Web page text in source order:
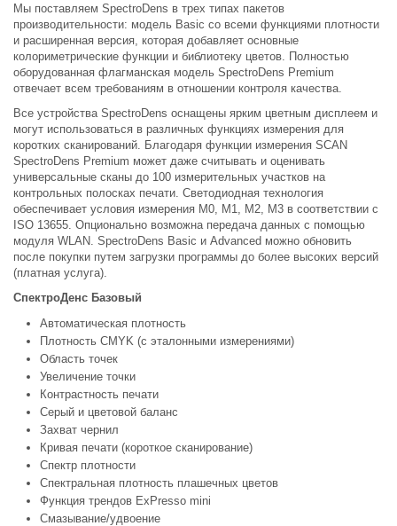
Мы поставляем SpectroDens в трех типах пакетов
производительности: модель Basic со всеми функциями плотности
и расширенная версия, которая добавляет основные
колориметрические функции и библиотеку цветов. Полностью
оборудованная флагманская модель SpectroDens Premium
отвечает всем требованиям в отношении контроля качества.
Все устройства SpectroDens оснащены ярким цветным дисплеем и
могут использоваться в различных функциях измерения для
коротких сканирований. Благодаря функции измерения SCAN
SpectroDens Premium может даже считывать и оценивать
универсальные сканы до 100 измерительных участков на
контрольных полосках печати. Светодиодная технология
обеспечивает условия измерения M0, M1, M2, M3 в соответствии с
ISO 13655. Опционально возможна передача данных с помощью
модуля WLAN. SpectroDens Basic и Advanced можно обновить
после покупки путем загрузки программы до более высоких версий
(платная услуга).
СпектроДенс Базовый
Автоматическая плотность
Плотность CMYK (с эталонными измерениями)
Область точек
Увеличение точки
Контрастность печати
Серый и цветовой баланс
Захват чернил
Кривая печати (короткое сканирование)
Спектр плотности
Спектральная плотность плашечных цветов
Функция трендов ExPresso mini
Смазывание/удвоение